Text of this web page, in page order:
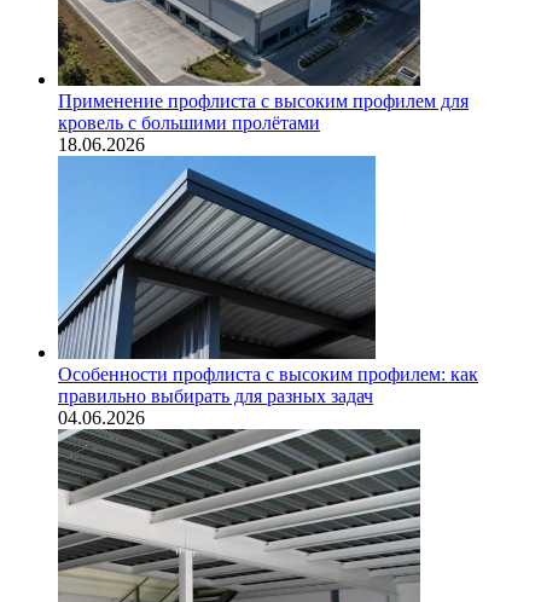
Применение профлиста с высоким профилем для
кровель с большими пролётами
18.06.2026
Особенности профлиста с высоким профилем: как
правильно выбирать для разных задач
04.06.2026